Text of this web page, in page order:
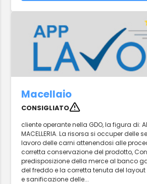
Macellaio
CONSIGLIATO
cliente operante nella GDO, la figura di:
MACELLERIA. La risorsa si occuper delle
lavoro delle carni attenendosi alle
corretta conservazione del prodotto,
predisposizione della merce al banco
del freddo e la corretta tenuta del layout
e sanificazione delle...